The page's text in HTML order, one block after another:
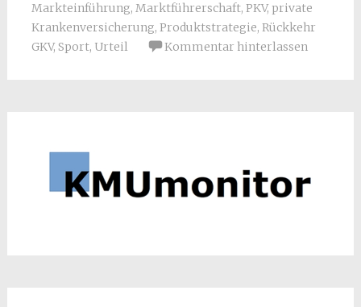
Markteinführung, Marktführerschaft, PKV, private
Krankenversicherung, Produktstrategie, Rückkehr
GKV,Sport, Urteil Kommentar hinterlassen